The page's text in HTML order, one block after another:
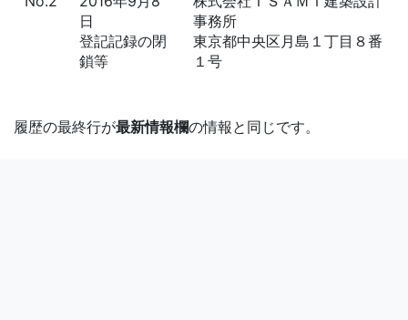
日
登記記録の閉
鎖等
事務所
東京都中央区月島１丁目８番
１号
履歴の最終行が最新情報欄の情報と同じです。